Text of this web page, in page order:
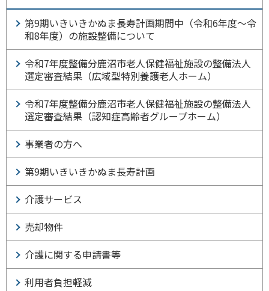
第9期いきいきかぬま長寿計画期間中（令和6年度～令
和8年度）の施設整備について
令和7年度整備分鹿沼市老人保健福祉施設の整備法人
選定審査結果（広域型特別養護老人ホーム）
令和7年度整備分鹿沼市老人保健福祉施設の整備法人
選定審査結果（認知症高齢者グループホーム）
事業者の方へ
第9期いきいきかぬま長寿計画
介護サービス
売却物件
介護に関する申請書等
利用者負担軽減